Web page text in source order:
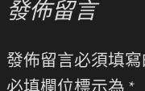
發佈留言
發佈留言必須填